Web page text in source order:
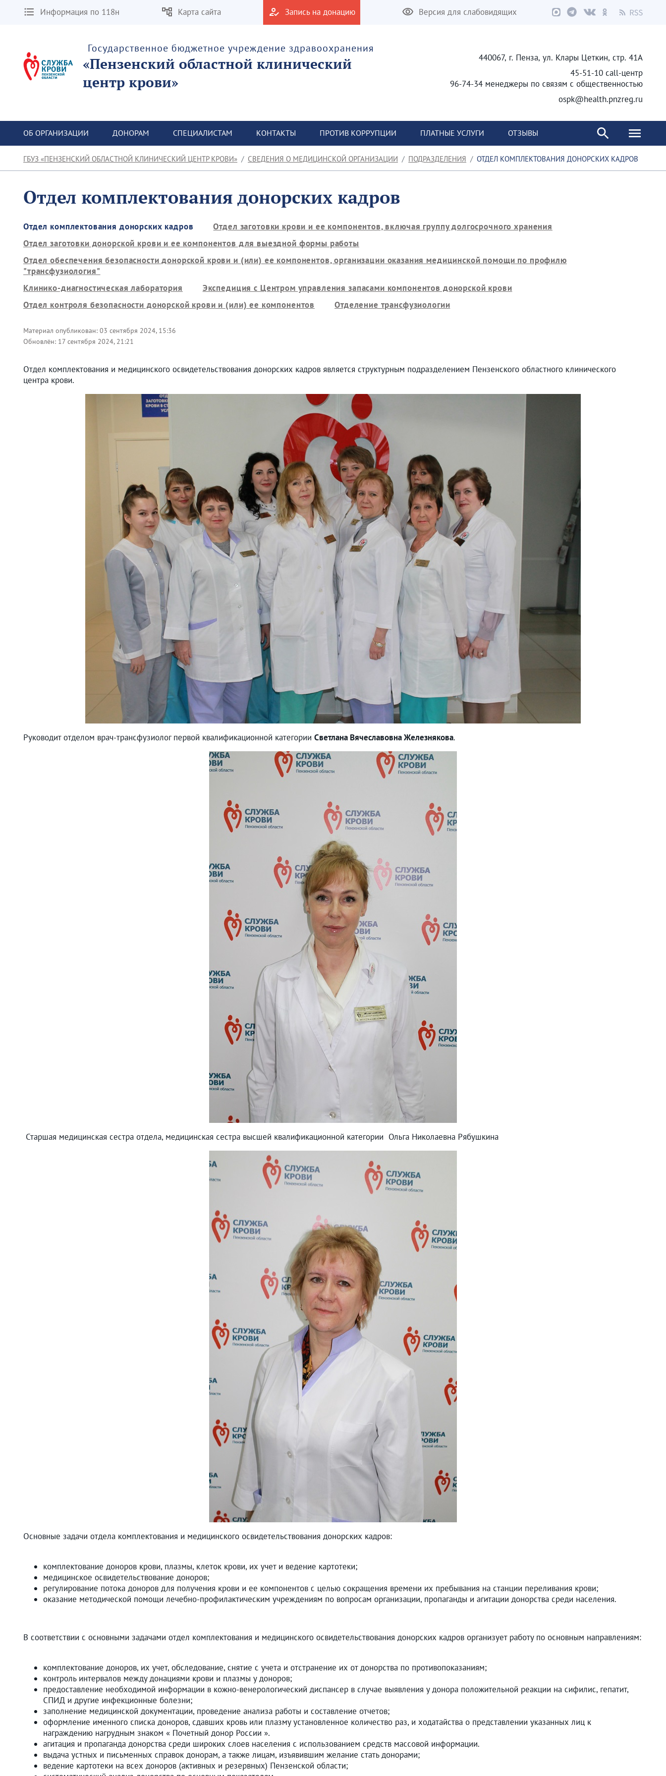
Информация по 118н Карта сайта Запись на донацию Версия для слабовидящих
Государственное бюджетное учреждение здравоохранения
«Пензенский областной клинический
центр крови»
440067, г. Пенза, ул. Клары Цеткин, стр. 41А
45-51-10 call-центр
96-74-34 менеджеры по связям с общественностью
ospk@health.pnzreg.ru
ОБ ОРГАНИЗАЦИИ ДОНОРАМ СПЕЦИАЛИСТАМ КОНТАКТЫ ПРОТИВ КОРРУПЦИИ ПЛАТНЫЕ УСЛУГИ ОТЗЫВЫ
ГБУЗ «ПЕНЗЕНСКИЙ ОБЛАСТНОЙ КЛИНИЧЕСКИЙ ЦЕНТР КРОВИ» СВЕДЕНИЯ О МЕДИЦИНСКОЙ ОРГАНИЗАЦИИ ПОДРАЗДЕЛЕНИЯ ОТДЕЛ КОМПЛЕКТОВАНИЯ ДОНОРСКИХ КАДРОВ
Отдел комплектования донорских кадров
Отдел комплектования донорских кадров
Отдел заготовки крови и ее компонентов, включая группу долгосрочного хранения
Отдел заготовки донорской крови и ее компонентов для выездной формы работы
Отдел обеспечения безопасности донорской крови и (или) ее компонентов, организации оказания медицинской помощи по профилю
"трансфузиология"
Клинико-диагностическая лаборатория
Экспедиция с Центром управления запасами компонентов донорской крови
Отдел контроля безопасности донорской крови и (или) ее компонентов
Отделение трансфузиологии
Материал опубликован: 03 сентября 2024, 15:36
Обновлён: 17 сентября 2024, 21:21
Отдел комплектования и медицинского освидетельствования донорских кадров является структурным подразделением Пензенского областного клинического
центра крови.
Руководит отделом врач-трансфузиолог первой квалификационной категории Светлана Вячеславовна Железнякова.
Старшая медицинская сестра отдела, медицинская сестра высшей квалификационной категории Ольга Николаевна Рябушкина
Основные задачи отдела комплектования и медицинского освидетельствования донорских кадров:
комплектование доноров крови, плазмы, клеток крови, их учет и ведение картотеки;
медицинское освидетельствование доноров;
регулирование потока доноров для получения крови и ее компонентов с целью сокращения времени их пребывания на станции переливания крови;
оказание методической помощи лечебно-профилактическим учреждениям по вопросам организации, пропаганды и агитации донорства среди населения.
В соответствии с основными задачами отдел комплектования и медицинского освидетельствования донорских кадров организует работу по основным направлениям:
комплектование доноров, их учет, обследование, снятие с учета и отстранение их от донорства по противопоказаниям;
контроль интервалов между донациями крови и плазмы у доноров;
предоставление необходимой информации в кожно-венерологический диспансер в случае выявления у донора положительной реакции на сифилис, гепатит,
СПИД и другие инфекционные болезни;
заполнение медицинской документации, проведение анализа работы и составление отчетов;
оформление именного списка доноров, сдавших кровь или плазму установленное количество раз, и ходатайства о представлении указанных лиц к
награждению нагрудным знаком « Почетный донор России ».
агитация и пропаганда донорства среди широких слоев населения с использованием средств массовой информации.
выдача устных и письменных справок донорам, а также лицам, изъявившим желание стать донорами;
ведение картотеки на всех доноров (активных и резервных) Пензенской области;